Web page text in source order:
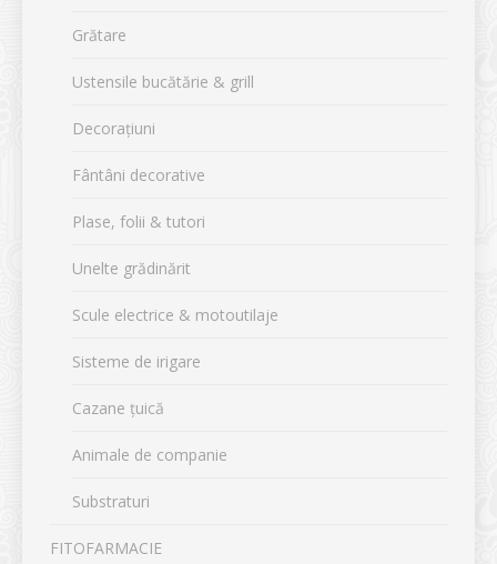
Grătare
Ustensile bucătărie & grill
Decorațiuni
Fântâni decorative
Plase, folii & tutori
Unelte grădinărit
Scule electrice & motoutilaje
Sisteme de irigare
Cazane țuică
Animale de companie
Substraturi
FITOFARMACIE